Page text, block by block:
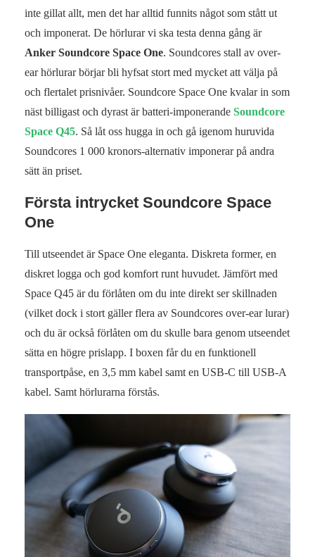
inte gillat allt, men det har alltid funnits något som stått ut
och imponerat. De hörlurar vi ska testa denna gång är
Anker Soundcore Space One. Soundcores stall av over-
ear hörlurar börjar bli hyfsat stort med mycket att välja på
och flertalet prisnivåer. Soundcore Space One kvalar in som
näst billigast och dyrast är batteri-imponerande Soundcore
Space Q45. Så låt oss hugga in och gå igenom huruvida
Soundcores 1 000 kronors-alternativ imponerar på andra
sätt än priset.
Första intrycket Soundcore Space
One
Till utseendet är Space One eleganta. Diskreta former, en
diskret logga och god komfort runt huvudet. Jämfört med
Space Q45 är du förlåten om du inte direkt ser skillnaden
(vilket dock i stort gäller flera av Soundcores over-ear lurar)
och du är också förlåten om du skulle bara genom utseendet
sätta en högre prislapp. I boxen får du en funktionell
transportpåse, en 3,5 mm kabel samt en USB-C till USB-A
kabel. Samt hörlurarna förstås.